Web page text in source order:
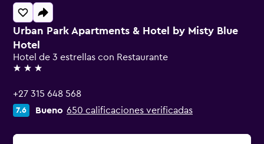
Urban Park Apartments & Hotel by Misty Blue
Hotel
Hotel de 3 estrellas con Restaurante
3 estrellas
+27 315 648 568
7.6 Bueno 650 calificaciones verificadas